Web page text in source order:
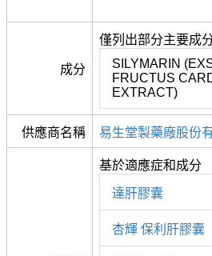
成分
僅列出部分主要成
SILYMARIN
FRUCTUS
EXTRACT)
供應商名稱 易生堂製藥廠股份
基於適應症和成分
達肝膠囊
杏輝 保利肝膠囊